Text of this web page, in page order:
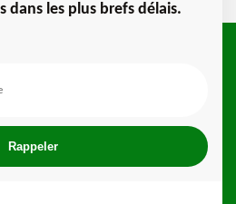
dans les plus brefs délais.